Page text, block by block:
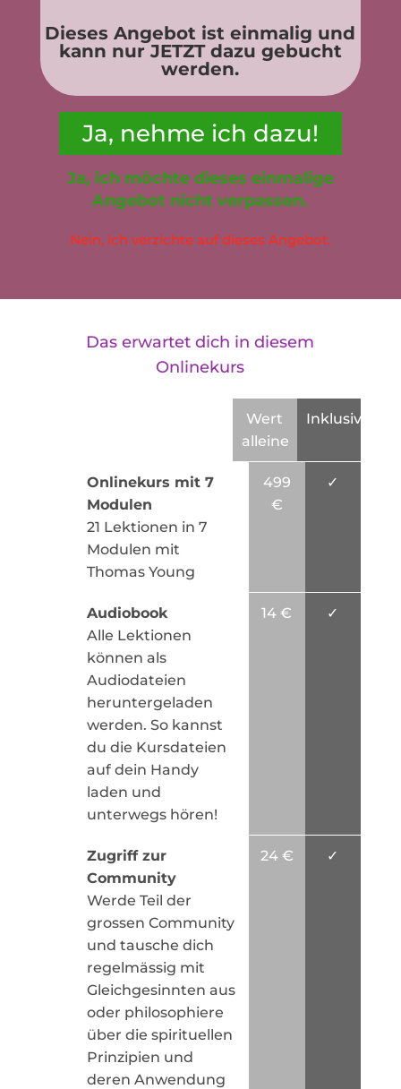
Dieses Angebot ist einmalig und
kann nur JETZT dazu gebucht
werden.
Ja, nehme ich dazu!
Ja, ich möchte dieses einmalige
Angebot nicht verpassen.
Nein, ich verzichte auf dieses Angebot.
Das erwartet dich in diesem
Onlinekurs
Wert
alleine
Inklusive
Onlinekurs mit 7
Modulen
21 Lektionen in 7
Modulen mit
Thomas Young
499
€
✓
Audiobook
Alle Lektionen
können als
Audiodateien
heruntergeladen
werden. So kannst
du die Kursdateien
auf dein Handy
laden und
unterwegs hören!
14 € ✓
Zugriff zur
Community
Werde Teil der
grossen Community
und tausche dich
regelmässig mit
Gleichgesinnten aus
oder philosophiere
über die spirituellen
Prinzipien und
deren Anwendung
24 € ✓